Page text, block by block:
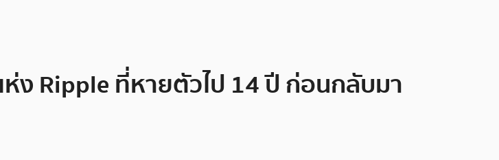
ง Ripple ที่หายตัวไป 14 ปี ก่อนกลับมา